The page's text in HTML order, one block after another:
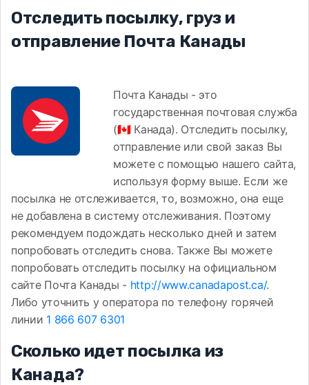
Отследить посылку, груз и
отправление Почта Канады
Почта Канады - это
государственная почтовая служба
(🇨🇦 Канада). Отследить посылку,
отправление или свой заказ Вы
можете с помощью нашего сайта,
используя форму выше. Если же
посылка не отслеживается, то, возможно, она еще
не добавлена в систему отслеживания. Поэтому
рекомендуем подождать несколько дней и затем
попробовать отследить снова. Также Вы можете
попробовать отследить посылку на официальном
сайте Почта Канады - http://www.canadapost.ca/.
Либо уточнить у оператора по телефону горячей
линии 1 866 607 6301
Сколько идет посылка из
Канада?